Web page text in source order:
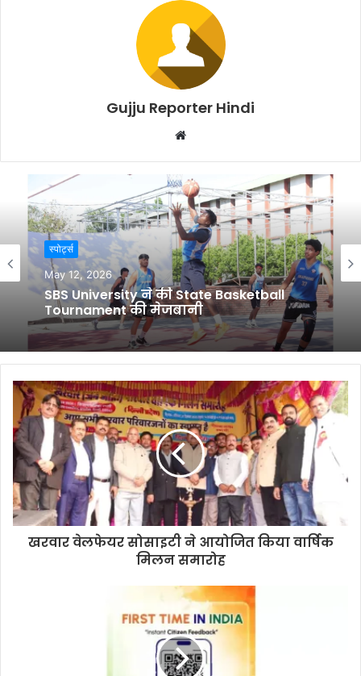
Gujju Reporter Hindi
s
i
t
e
स्पोर्ट्स
May 12, 2026
SBS University ने की State Basketball
Tournament की मेजबानी
खरवार वेलफेयर सोसाइटी ने आयोजित किया वार्षिक
मिलन समारोह